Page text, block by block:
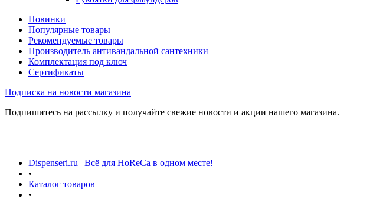
Новинки
Популярные товары
Рекомендуемые товары
Производитель антивандальной сантехники
Комплектация под ключ
Сертификаты
Подписка на новости магазина
Подпишитесь на рассылку и получайте свежие новости и акции нашего магазина.
Dispenseri.ru | Всё для HoReCa в одном месте!
•
Каталог товаров
•